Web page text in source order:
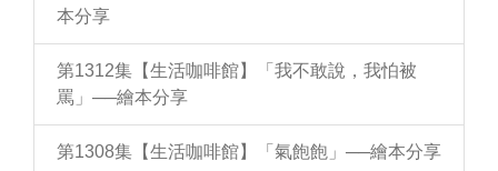
本分享
第1312集【生活咖啡館】「我不敢說，我怕被
罵」──繪本分享
第1308集【生活咖啡館】「氣飽飽」──繪本分享